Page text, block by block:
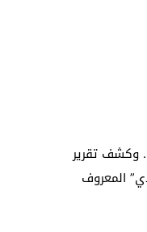
وكشف تقرير
المعروف